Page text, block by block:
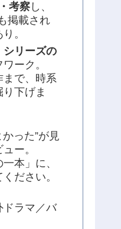
考察し、
掲載され
。
シリーズの
ーク。
まで、時系
下げま
った”が見
ー。
本」に、
ださい。
ドラマ／バ